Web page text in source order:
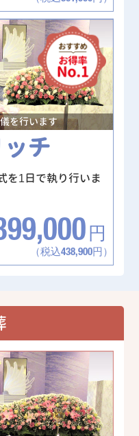
を行います
チ
を1日で執り行いま
円
（税込438,900円）